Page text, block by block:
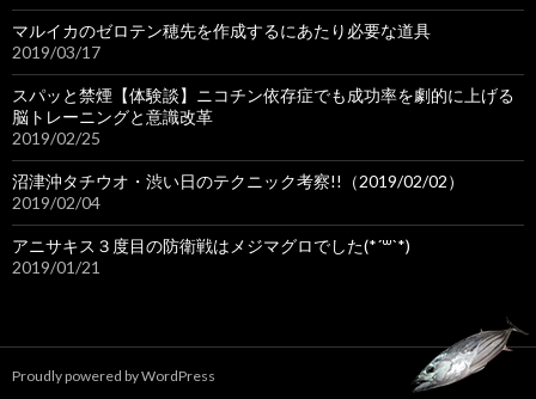
マルイカのゼロテン穂先を作成するにあたり必要な道具
2019/03/17
スパッと禁煙【体験談】ニコチン依存症でも成功率を劇的に上げる
脳トレーニングと意識改革
2019/02/25
沼津沖タチウオ・渋い日のテクニック考察!!（2019/02/02）
2019/02/04
アニサキス３度目の防衛戦はメジマグロでした(*´꒳`*)
2019/01/21
Proudly powered by WordPress